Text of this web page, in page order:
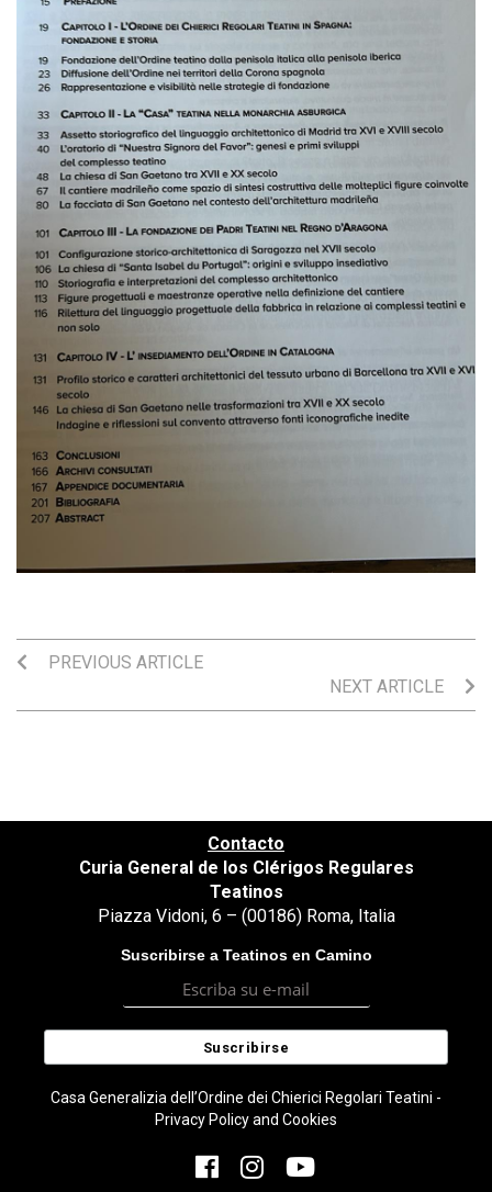
PREVIOUS ARTICLE
NEXT ARTICLE
Contacto
Curia General de los Clérigos Regulares
Teatinos
Piazza Vidoni, 6 – (00186) Roma, Italia
Suscribirse a Teatinos en Camino
Casa Generalizia dell’Ordine dei Chierici Regolari Teatini -
Privacy Policy and Cookies